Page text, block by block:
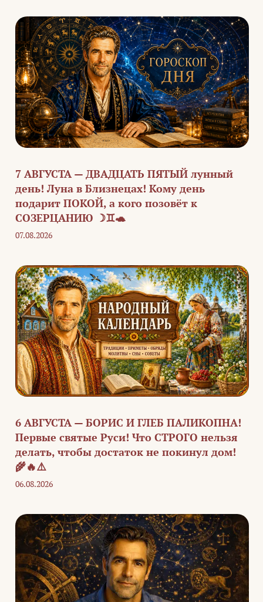
7 АВГУСТА — ДВАДЦАТЬ ПЯТЫЙ лунный
день! Луна в Близнецах! Кому день
подарит ПОКОЙ, а кого позовёт к
СОЗЕРЦАНИЮ ☽♊🐢
07.08.2026
6 АВГУСТА — БОРИС И ГЛЕБ ПАЛИКОПНА!
Первые святые Руси! Что СТРОГО нельзя
делать, чтобы достаток не покинул дом!
🌾🔥⚠️
06.08.2026